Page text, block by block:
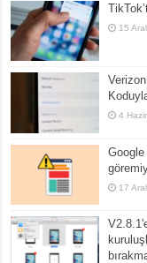
15
4
Google
17